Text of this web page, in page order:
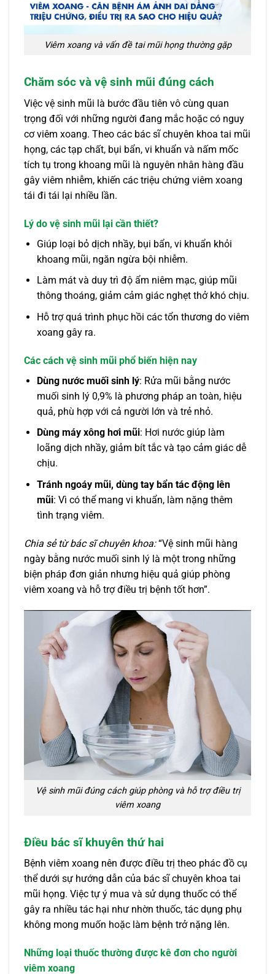
Viêm xoang và vấn đề tai mũi họng thường gặp
Chăm sóc và vệ sinh mũi đúng cách
Việc vệ sinh mũi là bước đầu tiên vô cùng quan
trọng đối với những người đang mắc hoặc có nguy
cơ viêm xoang. Theo các bác sĩ chuyên khoa tai mũi
họng, các tạp chất, bụi bẩn, vi khuẩn và nấm mốc
tích tụ trong khoang mũi là nguyên nhân hàng đầu
gây viêm nhiễm, khiến các triệu chứng viêm xoang
tái đi tái lại nhiều lần.
Lý do vệ sinh mũi lại cần thiết?
Giúp loại bỏ dịch nhầy, bụi bẩn, vi khuẩn khỏi
khoang mũi, ngăn ngừa bội nhiễm.
Làm mát và duy trì độ ẩm niêm mạc, giúp mũi
thông thoáng, giảm cảm giác nghẹt thở khó chịu.
Hỗ trợ quá trình phục hồi các tổn thương do viêm
xoang gây ra.
Các cách vệ sinh mũi phổ biến hiện nay
Dùng nước muối sinh lý: Rửa mũi bằng nước
muối sinh lý 0,9% là phương pháp an toàn, hiệu
quả, phù hợp với cả người lớn và trẻ nhỏ.
Dùng máy xông hơi mũi: Hơi nước giúp làm
loãng dịch nhầy, giảm bít tắc và tạo cảm giác dễ
chịu.
Tránh ngoáy mũi, dùng tay bẩn tác động lên
mũi: Vì có thể mang vi khuẩn, làm nặng thêm
tình trạng viêm.
Chia sẻ từ bác sĩ chuyên khoa:“Vệ sinh mũi hàng
ngày bằng nước muối sinh lý là một trong những
biện pháp đơn giản nhưng hiệu quả giúp phòng
viêm xoang và hỗ trợ điều trị bệnh tốt hơn”.
Vệ sinh mũi đúng cách giúp phòng và hỗ trợ điều trị
viêm xoang
Điều bác sĩ khuyên thứ hai
Bệnh viêm xoang nên được điều trị theo phác đồ cụ
thể dưới sự hướng dẫn của bác sĩ chuyên khoa tai
mũi họng. Việc tự ý mua và sử dụng thuốc có thể
gây ra nhiều tác hại như nhờn thuốc, tác dụng phụ
không mong muốn hoặc làm bệnh trở nặng lên.
Những loại thuốc thường được kê đơn cho người
viêm xoang